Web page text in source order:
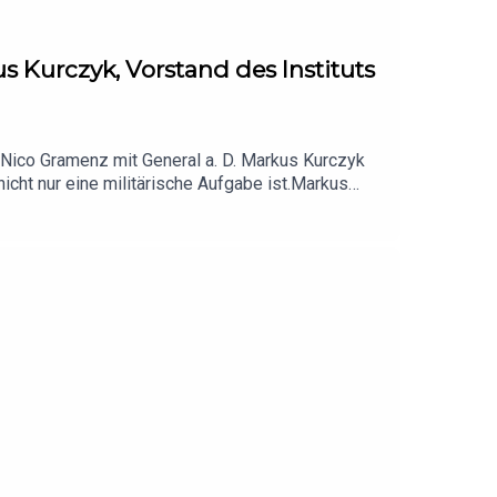
Kurczyk, Vorstand des Instituts
Gramenz mit General a. D. Markus Kurczyk
nur eine militärische Aufgabe ist.Markus
nach Jahrzehnten von
besonders hängen:Wir haben lange auf